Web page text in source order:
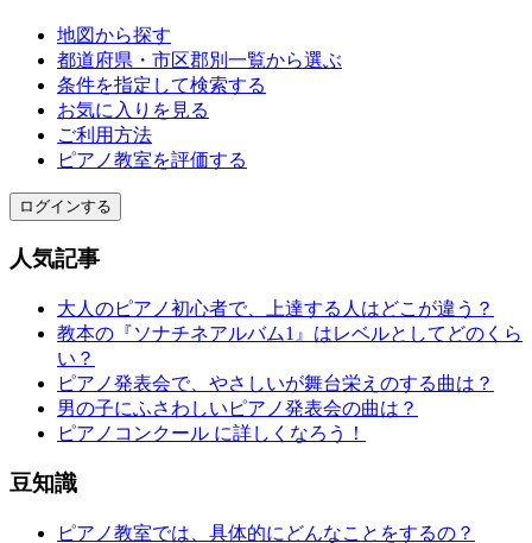
地図から探す
都道府県・市区郡別一覧から選ぶ
条件を指定して検索する
お気に入りを見る
ご利用方法
ピアノ教室を評価する
ログインする
人気記事
大人のピアノ初心者で、上達する人はどこが違う？
教本の『ソナチネアルバム1』はレベルとしてどのくら
い？
ピアノ発表会で、やさしいが舞台栄えのする曲は？
男の子にふさわしいピアノ発表会の曲は？
ピアノコンクール に詳しくなろう！
豆知識
ピアノ教室では、具体的にどんなことをするの？